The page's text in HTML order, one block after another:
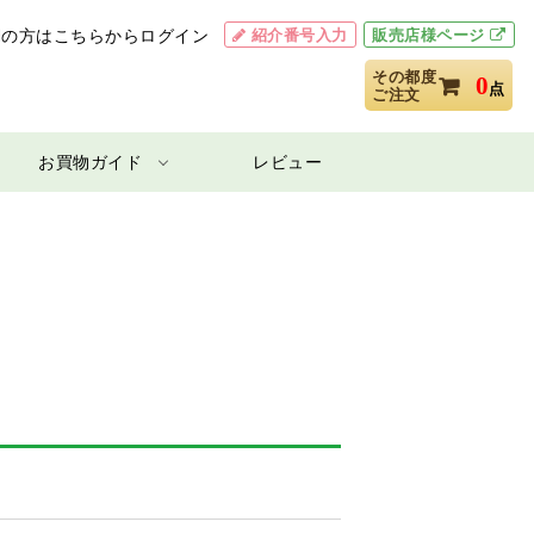
方はこちらからログイン 紹介番号入力 販売店様ページ
その都度
ご注文
0 点
お買物ガイド レビュー